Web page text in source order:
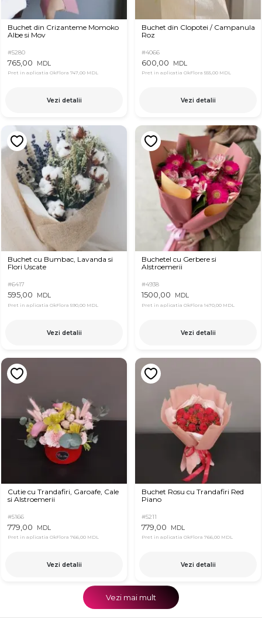
Buchet din Crizanteme Momoko
Albe si Mov
#5280
765,00 MDL
Pret in aplicatia OkFlora 747,00 MDL
Vezi detalii
Buchet din Clopotei / Campanula
Roz
#4066
600,00 MDL
Pret in aplicatia OkFlora 555,00 MDL
Vezi detalii
Buchet cu Bumbac, Lavanda si
Flori Uscate
#6417
595,00 MDL
Pret in aplicatia OkFlora 590,00 MDL
Vezi detalii
Buchetel cu Gerbere si
Alstroemerii
#4938
1500,00 MDL
Pret in aplicatia OkFlora 1470,00 MDL
Vezi detalii
Cutie cu Trandafiri, Garoafe, Cale
si Alstroemerii
#5166
779,00 MDL
Pret in aplicatia OkFlora 766,00 MDL
Vezi detalii
Buchet Rosu cu Trandafiri Red
Piano
#5211
779,00 MDL
Pret in aplicatia OkFlora 766,00 MDL
Vezi detalii
Vezi mai mult